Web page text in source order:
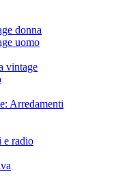
donna
uomo
vintage
Arredamenti
e radio